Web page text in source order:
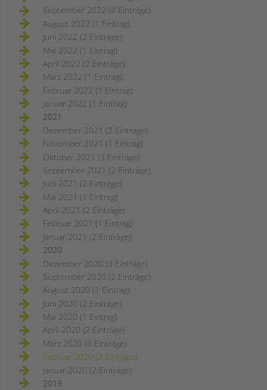
September 2022 (4 Einträge)
August 2022 (1 Eintrag)
Juni 2022 (2 Einträge)
Mai 2022 (1 Eintrag)
April 2022 (2 Einträge)
März 2022 (1 Eintrag)
Februar 2022 (1 Eintrag)
Januar 2022 (1 Eintrag)
2021
Dezember 2021 (2 Einträge)
November 2021 (1 Eintrag)
Oktober 2021 (3 Einträge)
September 2021 (2 Einträge)
Juni 2021 (2 Einträge)
Mai 2021 (1 Eintrag)
April 2021 (2 Einträge)
Februar 2021 (1 Eintrag)
Januar 2021 (2 Einträge)
2020
Dezember 2020 (3 Einträge)
September 2020 (2 Einträge)
August 2020 (1 Eintrag)
Juni 2020 (2 Einträge)
Mai 2020 (1 Eintrag)
April 2020 (2 Einträge)
März 2020 (6 Einträge)
Februar 2020 (2 Einträge)
Januar 2020 (2 Einträge)
2019